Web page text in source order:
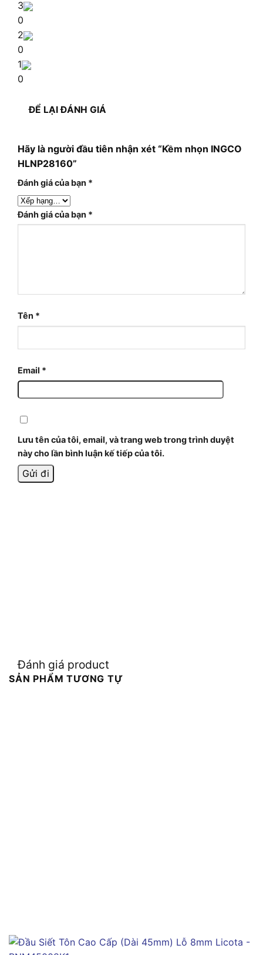
3
0
2
0
1
0
ĐỂ LẠI ĐÁNH GIÁ
Hãy là người đầu tiên nhận xét “Kềm nhọn INGCO
HLNP28160”
Đánh giá của bạn *
Đánh giá của bạn *
Tên *
Email *
Lưu tên của tôi, email, và trang web trong trình duyệt
này cho lần bình luận kế tiếp của tôi.
Đánh giá product
SẢN PHẨM TƯƠNG TỰ